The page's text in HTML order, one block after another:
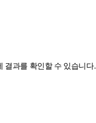
결과를 확인할 수 있습니다.